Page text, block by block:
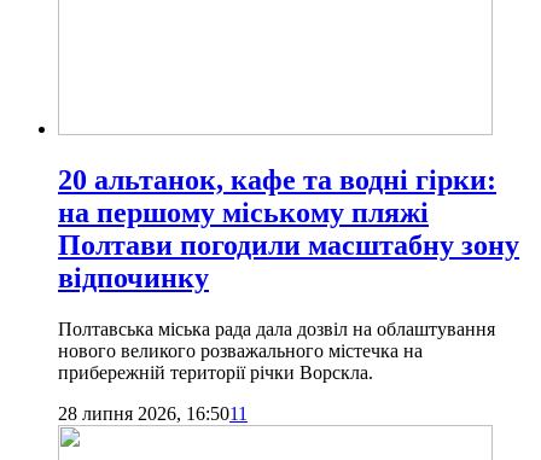
20 альтанок, кафе та водні гірки:
на першому міському пляжі
Полтави погодили масштабну зону
відпочинку
Полтавська міська рада дала дозвіл на облаштування
нового великого розважального містечка на
прибережній території річки Ворскла.
28 липня 2026, 16:5011